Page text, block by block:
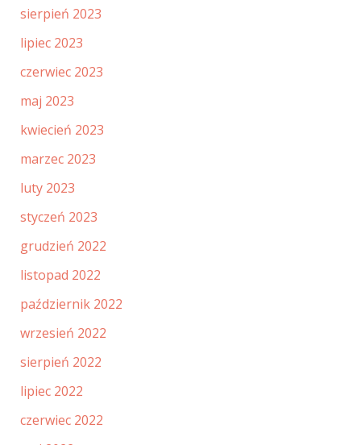
sierpień 2023
lipiec 2023
czerwiec 2023
maj 2023
kwiecień 2023
marzec 2023
luty 2023
styczeń 2023
grudzień 2022
listopad 2022
październik 2022
wrzesień 2022
sierpień 2022
lipiec 2022
czerwiec 2022